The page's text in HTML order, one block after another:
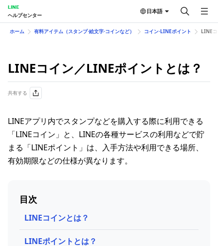
LINE
ヘルプセンター
日本語
ホーム 有料アイテム（スタンプ⋅絵文字⋅コインなど） コイン⋅LINEポイント LINE
LINEコイン／LINEポイントとは？
共有する
LINEアプリ内でスタンプなどを購入する際に利用できる
「LINEコイン」と、LINEの各種サービスの利用などで貯
まる「LINEポイント」は、入手方法や利用できる場所、
有効期限などの仕様が異なります。
目次
LINEコインとは？
LINEポイントとは？